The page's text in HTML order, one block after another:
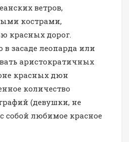
ветров,
кострами,
красных дорог.
в засаде леопарда или
аристократичных
красных дюн
количество
(девушки, не
собой любимое красное